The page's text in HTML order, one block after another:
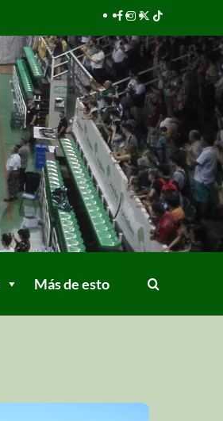
Más de esto